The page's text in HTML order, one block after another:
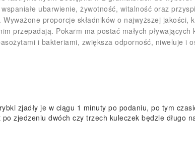
ubarwienie, żywotność, witalność oraz
proporcje składników o najwyższej jakości,
przepadają. Pokarm ma postać małych
i bakteriami, zwiększa odporność, niweluje i
zjadły je w ciągu 1 minuty po podaniu, po tym
zjedzeniu dwóch czy trzech kuleczek będzie długo